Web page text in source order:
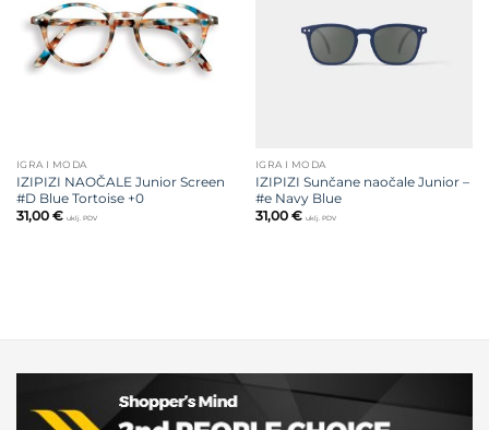
želja
IGRA I MODA
IZIPIZI NAOČALE Junior Screen
#D Blue Tortoise +0
31,00 € uklj. PDV
IGRA I MODA
IZIPIZI Sunčane naočale Junior –
#e Navy Blue
31,00 € uklj. PDV